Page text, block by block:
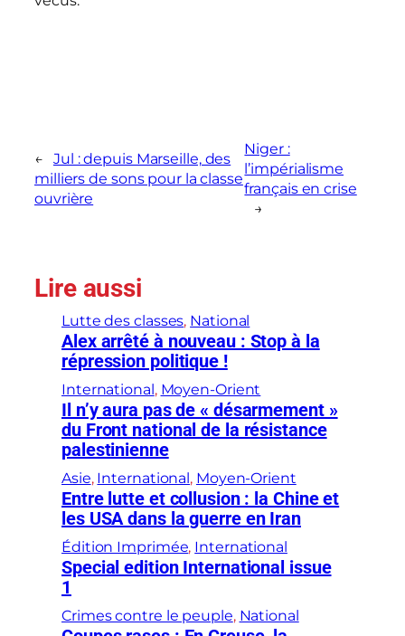
←
Jul : depuis Marseille, des
milliers de sons pour la classe
ouvrière
Niger :
l’impérialisme
français en crise
→
Lire aussi
Lutte des classes, National
Alex arrêté à nouveau : Stop à la
répression politique !
International , Moyen-Orient
Il n’y aura pas de « désarmement »
du Front national de la résistance
palestinienne
Asie, International , Moyen-Orient
Entre lutte et collusion : la Chine et
les USA dans la guerre en Iran
Édition Imprimée, International
Special edition International issue
1
Crimes contre le peuple, National